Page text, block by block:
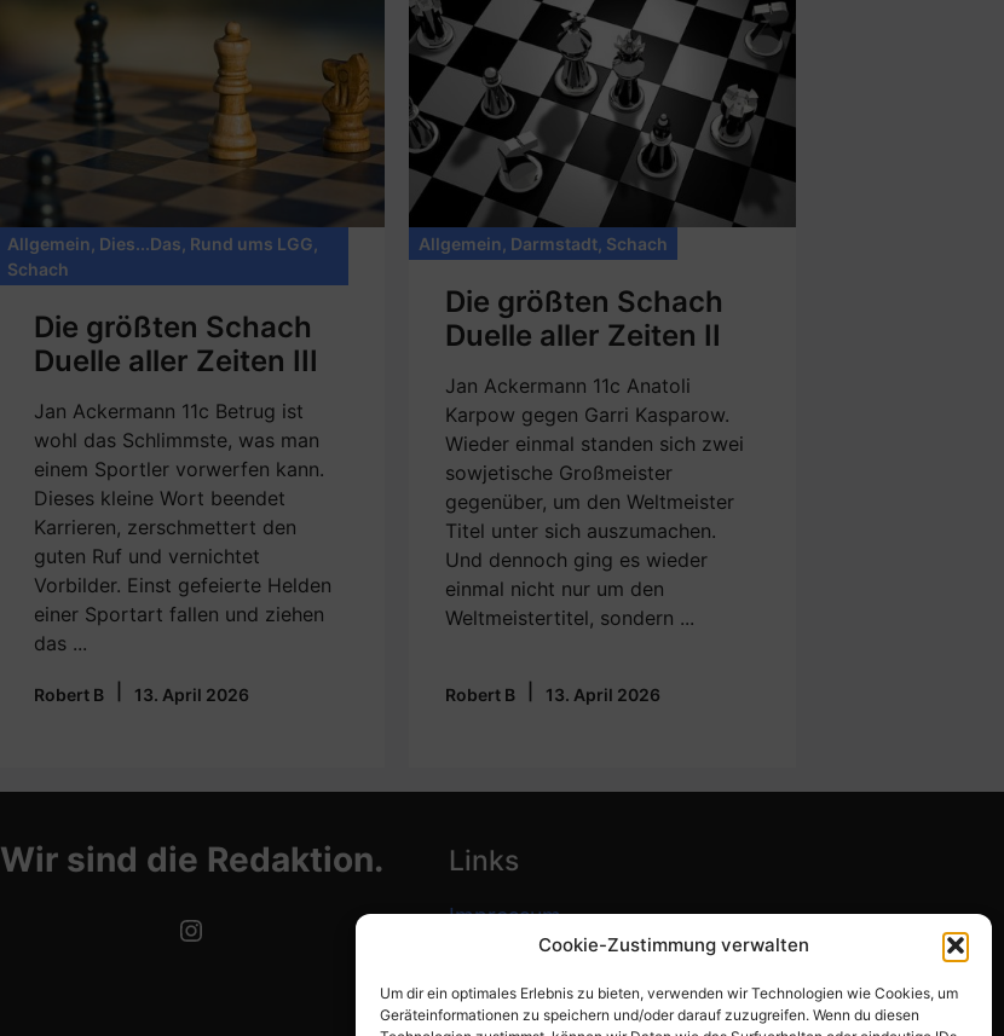
Cookie-Zustimmung verwalten
Um dir ein optimales Erlebnis zu bieten, verwenden wir Technologien wie Cookies, um
Geräteinformationen zu speichern und/oder darauf zuzugreifen. Wenn du diesen
Allgemein Dies...Das Rund ums LGG
Schach
Die größten Schach
Duelle aller Zeiten III
Jan Ackermann 11c Betrug ist
wohl das Schlimmste, was man
einem Sportler vorwerfen kann.
Dieses kleine Wort beendet
Karrieren, zerschmettert den
guten Ruf und vernichtet
Vorbilder. Einst gefeierte Helden
einer Sportart fallen und ziehen
das ...
Robert B 13. April 2026
Allgemein Darmstadt, Schach
Die größten Schach
Duelle aller Zeiten II
Jan Ackermann 11c Anatoli
Karpow gegen Garri Kasparow.
Wieder einmal standen sich zwei
sowjetische Großmeister
gegenüber, um den Weltmeister
Titel unter sich auszumachen.
Und dennoch ging es wieder
einmal nicht nur um den
Weltmeistertitel, sondern ...
Robert B 13. April 2026
Wir sind die Redaktion.
Instagram
Links
Impressum
Datenschutzerklärung
Cookie-Richtlinie (EU)